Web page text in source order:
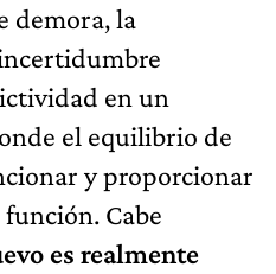
demora, la
en un
el equilibrio de
y proporcionar
Cabe
es realmente